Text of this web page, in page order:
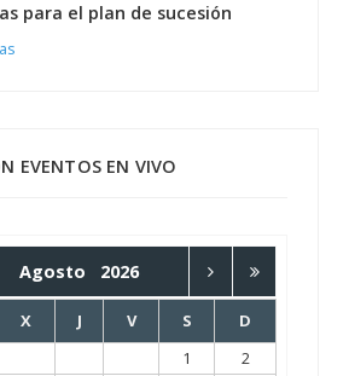
para el plan de sucesión
EVENTOS EN VIVO
Agosto 2026
X J V S
D
1
2